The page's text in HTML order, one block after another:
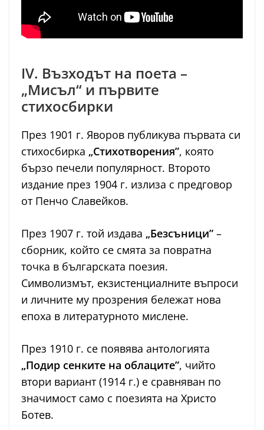
IV. Възходът на поета –
„Мисъл“ и първите
стихосбирки
През 1901 г. Яворов публикува първата си
стихосбирка „Стихотворения”, която
бързо печели популярност. Второто
издание през 1904 г. излиза с предговор
от Пенчо Славейков.
През 1907 г. той издава „Безсъници” –
сборник, който се смята за повратна
точка в българската поезия.
Символизмът, екзистенциалните въпроси
и личните му прозрения бележат нова
епоха в литературното мислене.
През 1910 г. се появява антологията
„Подир сенките на облаците”, чийто
втори вариант (1914 г.) е сравняван по
значимост само с поезията на Христо
Ботев.